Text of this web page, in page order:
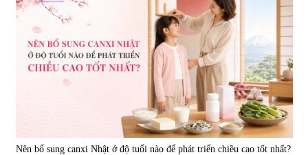
Nên bổ sung canxi Nhật ở độ tuổi nào để phát triển chiều cao tốt nhất?